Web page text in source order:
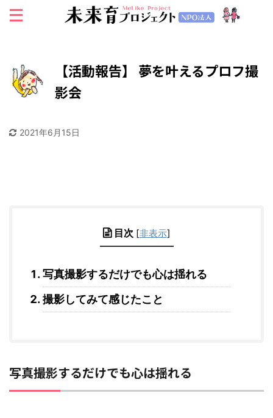
【活動報告】 夢を叶えるプロフ撮
影会
2021年6月15日
目次 [非表示]
写真撮影するだけでも心は揺れる
撮影してみて感じたこと
写真撮影するだけでも心は揺れる